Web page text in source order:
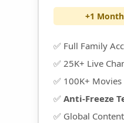
+1
✅ Full Family
✅ 25K+ Live
✅ 100K+ Movies
✅ Anti-Freeze
✅ Global